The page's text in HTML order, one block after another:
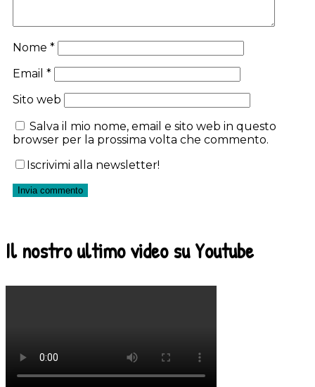
Nome *
Email *
Sito web
Salva il mio nome, email e sito web in questo
browser per la prossima volta che commento.
Iscrivimi alla newsletter!
Il nostro ultimo video su Youtube